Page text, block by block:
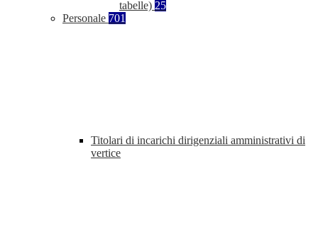
tabelle) 25
Personale 701
Titolari di incarichi dirigenziali amministrativi di
vertice